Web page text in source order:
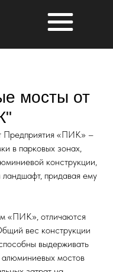
мосты от
Предприятия «ПИК» –
в парковых зонах,
конструкции,
придавая ему
«ПИК», отличаются
вес конструкции
выдерживать
алюминиевых мостов